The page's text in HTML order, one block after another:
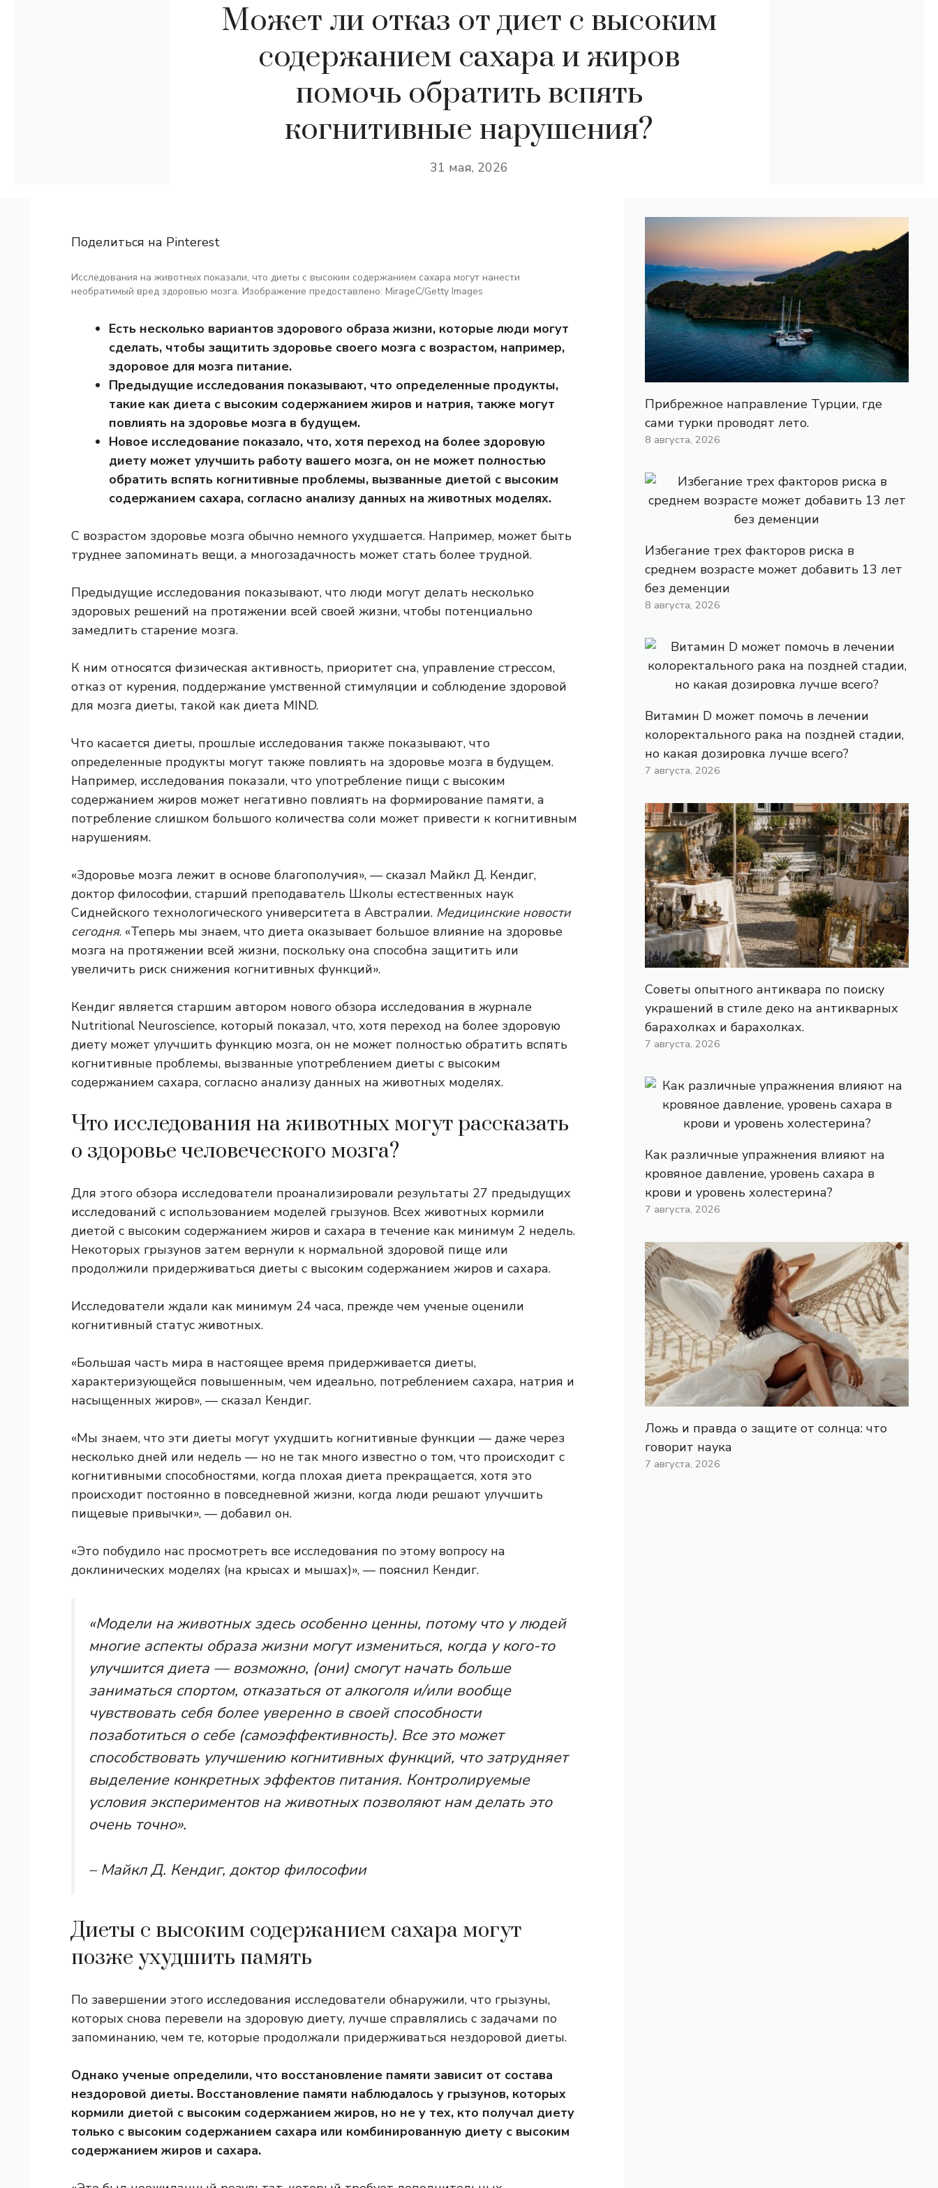
Может ли отказ от диет с высоким
содержанием сахара и жиров
помочь обратить вспять
когнитивные нарушения?
31 мая, 2026
Поделиться на Pinterest
Исследования на животных показали, что диеты с высоким содержанием сахара могут нанести
необратимый вред здоровью мозга. Изображение предоставлено: MirageC/Getty Images
Есть несколько вариантов здорового образа жизни, которые люди могут
сделать, чтобы защитить здоровье своего мозга с возрастом, например,
здоровое для мозга питание.
Предыдущие исследования показывают, что определенные продукты,
такие как диета с высоким содержанием жиров и натрия, также могут
повлиять на здоровье мозга в будущем.
Новое исследование показало, что, хотя переход на более здоровую
диету может улучшить работу вашего мозга, он не может полностью
обратить вспять когнитивные проблемы, вызванные диетой с высоким
содержанием сахара, согласно анализу данных на животных моделях.
С возрастом здоровье мозга обычно немного ухудшается. Например, может быть
труднее запоминать вещи, а многозадачность может стать более трудной.
Предыдущие исследования показывают, что люди могут делать несколько
здоровых решений на протяжении всей своей жизни, чтобы потенциально
замедлить старение мозга.
К ним относятся физическая активность, приоритет сна, управление стрессом,
отказ от курения, поддержание умственной стимуляции и соблюдение здоровой
для мозга диеты, такой как диета MIND.
Что касается диеты, прошлые исследования также показывают, что
определенные продукты могут также повлиять на здоровье мозга в будущем.
Например, исследования показали, что употребление пищи с высоким
содержанием жиров может негативно повлиять на формирование памяти, а
потребление слишком большого количества соли может привести к когнитивным
нарушениям.
«Здоровье мозга лежит в основе благополучия», — сказал Майкл Д. Кендиг,
доктор философии, старший преподаватель Школы естественных наук
Сиднейского технологического университета в Австралии. Медицинские новости
сегодня. «Теперь мы знаем, что диета оказывает большое влияние на здоровье
мозга на протяжении всей жизни, поскольку она способна защитить или
увеличить риск снижения когнитивных функций».
Кендиг является старшим автором нового обзора исследования в журнале
Nutritional Neuroscience, который показал, что, хотя переход на более здоровую
диету может улучшить функцию мозга, он не может полностью обратить вспять
когнитивные проблемы, вызванные употреблением диеты с высоким
содержанием сахара, согласно анализу данных на животных моделях.
Что исследования на животных могут рассказать
о здоровье человеческого мозга?
Для этого обзора исследователи проанализировали результаты 27 предыдущих
исследований с использованием моделей грызунов. Всех животных кормили
диетой с высоким содержанием жиров и сахара в течение как минимум 2 недель.
Некоторых грызунов затем вернули к нормальной здоровой пище или
продолжили придерживаться диеты с высоким содержанием жиров и сахара.
Исследователи ждали как минимум 24 часа, прежде чем ученые оценили
когнитивный статус животных.
«Большая часть мира в настоящее время придерживается диеты,
характеризующейся повышенным, чем идеально, потреблением сахара, натрия и
насыщенных жиров», — сказал Кендиг.
«Мы знаем, что эти диеты могут ухудшить когнитивные функции — даже через
несколько дней или недель — но не так много известно о том, что происходит с
когнитивными способностями, когда плохая диета прекращается, хотя это
происходит постоянно в повседневной жизни, когда люди решают улучшить
пищевые привычки», — добавил он.
«Это побудило нас просмотреть все исследования по этому вопросу на
доклинических моделях (на крысах и мышах)», — пояснил Кендиг.
«Модели на животных здесь особенно ценны, потому что у людей
многие аспекты образа жизни могут измениться, когда у кого-то
улучшится диета — возможно, (они) смогут начать больше
заниматься спортом, отказаться от алкоголя и/или вообще
чувствовать себя более уверенно в своей способности
позаботиться о себе (самоэффективность). Все это может
способствовать улучшению когнитивных функций, что затрудняет
выделение конкретных эффектов питания. Контролируемые
условия экспериментов на животных позволяют нам делать это
очень точно».
– Майкл Д. Кендиг, доктор философии
Диеты с высоким содержанием сахара могут
позже ухудшить память
По завершении этого исследования исследователи обнаружили, что грызуны,
которых снова перевели на здоровую диету, лучше справлялись с задачами по
запоминанию, чем те, которые продолжали придерживаться нездоровой диеты.
Однако ученые определили, что восстановление памяти зависит от состава
нездоровой диеты. Восстановление памяти наблюдалось у грызунов, которых
кормили диетой с высоким содержанием жиров, но не у тех, кто получал диету
только с высоким содержанием сахара или комбинированную диету с высоким
содержанием жиров и сахара.
Прибрежное направление Турции, где
сами турки проводят лето.
8 августа, 2026
Избегание трех факторов риска в
среднем возрасте может добавить 13 лет
без деменции
8 августа, 2026
Витамин D может помочь в лечении
колоректального рака на поздней стадии,
но какая дозировка лучше всего?
7 августа, 2026
Советы опытного антиквара по поиску
украшений в стиле деко на антикварных
барахолках и барахолках.
7 августа, 2026
Как различные упражнения влияют на
кровяное давление, уровень сахара в
крови и уровень холестерина?
7 августа, 2026
Ложь и правда о защите от солнца: что
говорит наука
7 августа, 2026